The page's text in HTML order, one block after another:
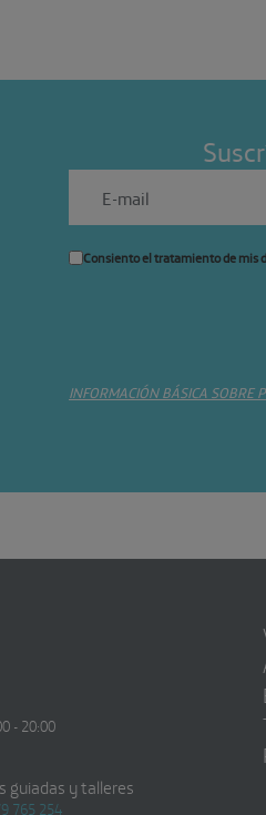
Consiento el tratamiento de mis
INFORMACIÓN BÁSICA SOBRE
- 20:00
guiadas y talleres
765 254